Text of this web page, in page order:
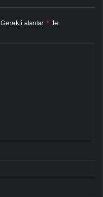
Gerekli alanlar * ile